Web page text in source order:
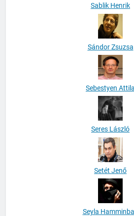
Sablik Henrik
Sándor Zsuzsa
Sebestyen Attila
Seres László
Setét Jenő
Seyla